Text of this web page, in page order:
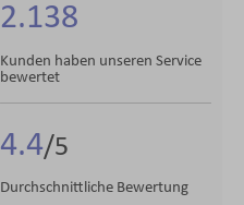
2.138
Kunden haben unseren Service
bewertet
4.4
Durchschnittliche Bewertung